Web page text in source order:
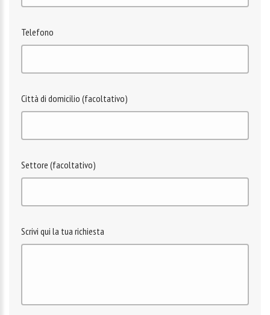
Telefono
Città di domicilio (facoltativo)
Settore (facoltativo)
Scrivi qui la tua richiesta